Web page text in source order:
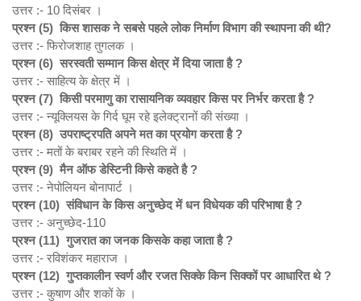
उत्तर :- 10 दिसंबर ।
प्रश्न (5) किस शासक ने सबसे पहले लोक निर्माण विभाग की स्थापना की थी?
उत्तर :- फिरोजशाह तुगलक ।
प्रश्न (6) सरस्वती सम्मान किस क्षेत्र में दिया जाता है ?
उत्तर :- साहित्य के क्षेत्र में ।
प्रश्न (7) किसी परमाणु का रासायनिक व्यवहार किस पर निर्भर करता है ?
उत्तर :- न्यूक्लियस के गिर्द घूम रहे इलेक्ट्रानों की संख्या ।
प्रश्न (8) उपराष्ट्रपति अपने मत का प्रयोग करता है ?
उत्तर :- मतों के बराबर रहने की स्थिति में ।
प्रश्न (9) मैन ऑफ डेस्टिनी किसे कहते है ?
उत्तर :- नेपोलियन बोनापार्ट ।
प्रश्न (10) संविधान के किस अनुच्छेद में धन विधेयक की परिभाषा है ?
उत्तर :- अनुच्छेद-110
प्रश्न (11) गुजरात का जनक किसके कहा जाता है ?
उत्तर :- रविशंकर महाराज ।
प्रश्न (12) गुप्तकालीन स्वर्ण और रजत सिक्के किन सिक्कों पर आधारित थे ?
उत्तर :- कुषाण और शकों के ।